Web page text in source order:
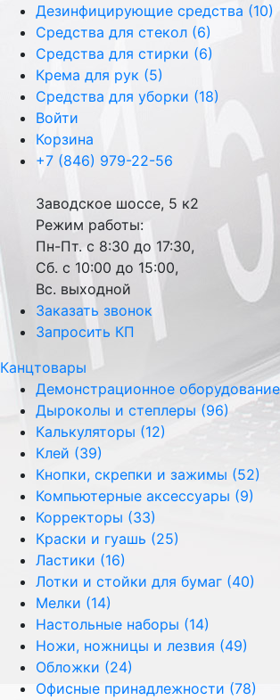
Дезинфицирующие средства (10)
Средства для стекол (6)
Средства для стирки (6)
Крема для рук (5)
Средства для уборки (18)
Войти
Корзина
+7 (846) 979-22-56
Заводское шоссе, 5 к2
Режим работы:
Пн-Пт. с 8:30 до 17:30,
Сб. с 10:00 до 15:00,
Вс. выходной
Заказать звонок
Запросить КП
Канцтовары
Демонстрационное
Дыроколы и степлеры (96)
Калькуляторы (12)
Клей (39)
Кнопки, скрепки и зажимы (52)
Компьютерные аксессуары (9)
Корректоры (33)
Краски и гуашь (25)
Ластики (16)
Лотки и стойки для бумаг (40)
Мелки (14)
Настольные наборы (14)
Ножи, ножницы и лезвия (49)
Обложки (24)
Офисные принадлежности (78)